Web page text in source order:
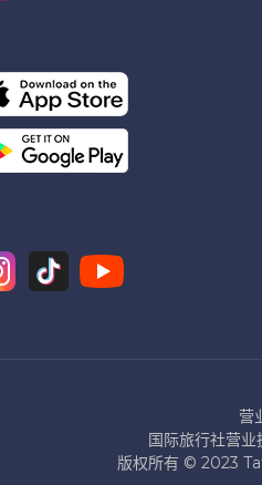
营
国际旅行社营
版权所有 © 2023